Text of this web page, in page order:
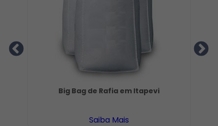
Big Bag de Rafia em Itapevi
Saiba Mais